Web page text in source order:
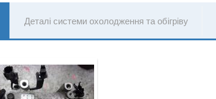
Деталі системи охолодження та обігріву